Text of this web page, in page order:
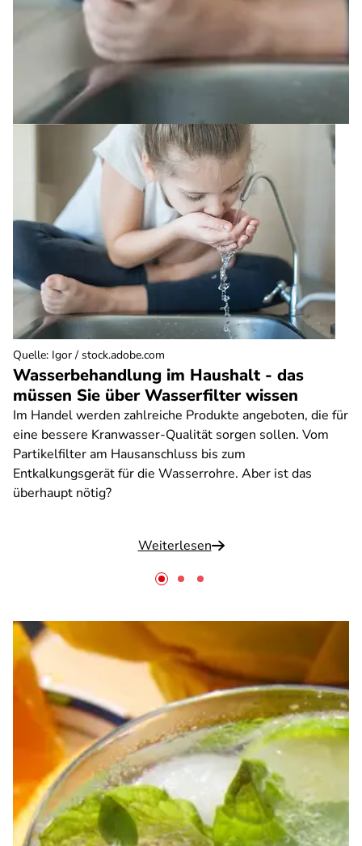
Wasserbehandlung im Haushalt - das
müssen Sie über Wasserfilter wissen
Im Handel werden zahlreiche Produkte angeboten, die für
eine bessere Kranwasser-Qualität sorgen sollen. Vom
Partikelfilter am Hausanschluss bis zum
Entkalkungsgerät für die Wasserrohre. Aber ist das
überhaupt nötig?
Weiterlesen
Quelle: Igor / stock.adobe.com